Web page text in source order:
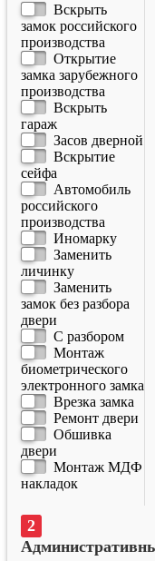
Вскрыть
замок российского
производства
Открытие
замка зарубежного
производства
Вскрыть
гараж
Засов дверной
Вскрытие
сейфа
Автомобиль
российского
производства
Иномарку
Заменить
личинку
Заменить
замок без разбора
двери
С разбором
Монтаж
биометрического
электронного замка
Врезка замка
Ремонт двери
Обшивка
двери
Монтаж МДФ
накладок